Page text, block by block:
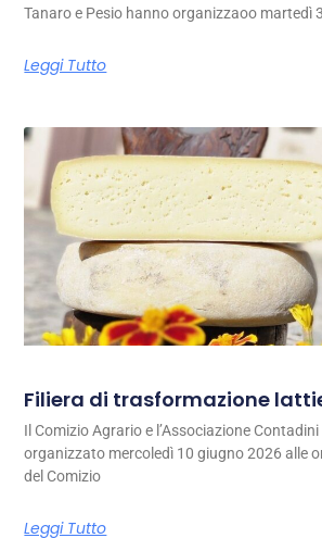
Tanaro e Pesio hanno organizzaoo martedì
Leggi Tutto
Filiera di trasformazione
Il Comizio Agrario e l’Associazione
organizzato mercoledì 10 giugno 2026 alle
del Comizio
Leggi Tutto